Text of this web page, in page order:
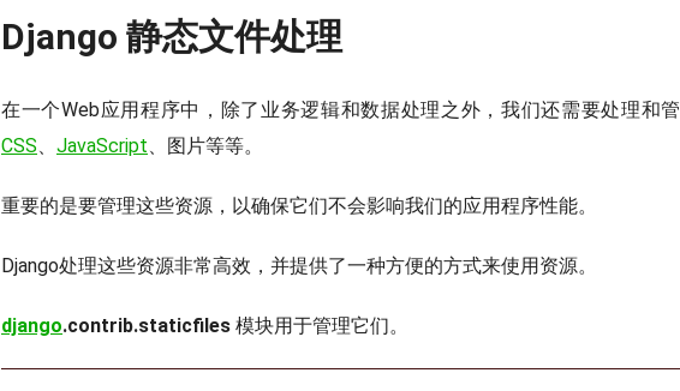
Django 静态文件处理
在一个Web应用程序中，除了业务逻辑和数据处理之外，我们还需要处理和
CSS、 JavaScript、图片等等。
重要的是要管理这些资源，以确保它们不会影响我们的应用程序性能。
Django处理这些资源非常高效，并提供了一种方便的方式来使用资源。
django.contrib.staticfiles 模块用于管理它们。